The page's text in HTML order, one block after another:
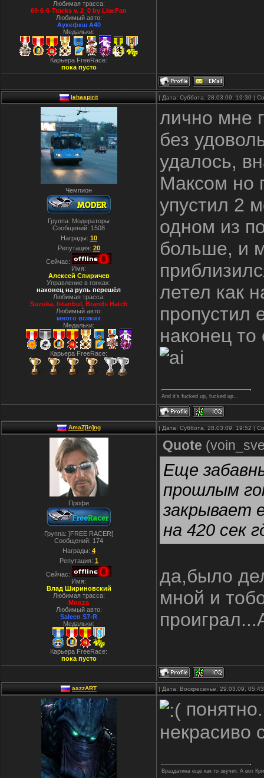
Любимая трасса:
69-6-6-Tracks v. 2_0 by LkwFan
Любимый авто:
Ауккфкш А40
Медальки:
Карьера FreeRace:
пока пусто
lehaspirit | Дата: Суббота, 28.03.09, 19:30 |
Чемпион
Группа: Модераторы
Сообщений: 1508
Награды: 10
Репутация: 20
Сейчас:
Имя:
Алексей Спиричев
Управление в гонках:
наконец на руль перешёл
Любимая трасса:
Suzuka, Istanbul, Вrands Hatch
Любимый авто:
много всяких
Медальки:
Карьера FreeRace:
лично мне
без
удалось,
Максом но
упустил 2
одном из
больше, и
летел как
пропустил
наконец
And it's fucked up, fucked up...
AmaZ[in]ng | Дата: Суббота, 28.03.09, 19:52 |
Профи
Группа: ]FREE RACER[
Сообщений: 174
Награды: 4
Репутация: 1
Сейчас:
Имя:
Влад Шириновский
Любимая трасса:
Monza
Любимый авто:
Saleen S7-R
Медальки:
Карьера FreeRace:
пока пусто
Quote (
Еще
прошлым
закрывает
на 420 сек
да,было
мной и
aazzART | Дата: Воскресенье, 29.03.09,
некрасиво
Враздатина еще как то звучит. А вот